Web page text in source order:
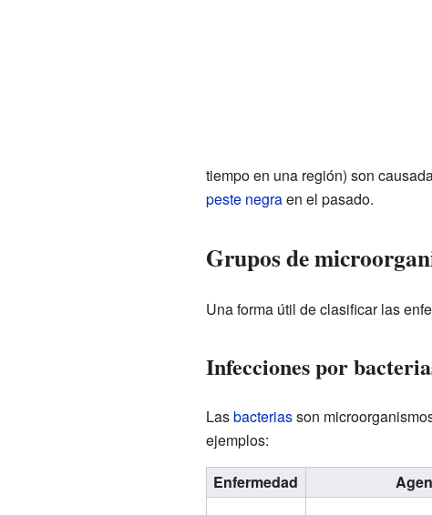
tiempo en una región) son
peste negraen el pasado.
Grupos de
Una forma útil de clasificar las
Infecciones por
Lasbacteriasson
ejemplos:
Enfermedad